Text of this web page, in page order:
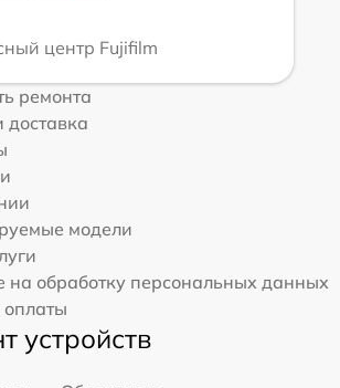
центр Fujifilm
ремонта
доставка
модели
на обработку персональных данных
устройств